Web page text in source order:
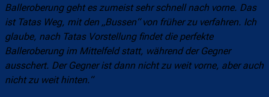
Balleroberung geht es zumeist sehr schnell nach vorne. Das
ist Tatas Weg, mit den „Bussen“ von früher zu verfahren. Ich
glaube, nach Tatas Vorstellung findet die perfekte
Balleroberung im Mittelfeld statt, während der Gegner
ausschert. Der Gegner ist dann nicht zu weit vorne, aber auch
nicht zu weit hinten.“